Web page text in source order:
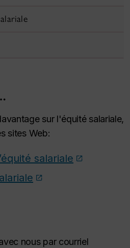
sur l'équité salariale,
sites Web:
salariale
nous par courriel